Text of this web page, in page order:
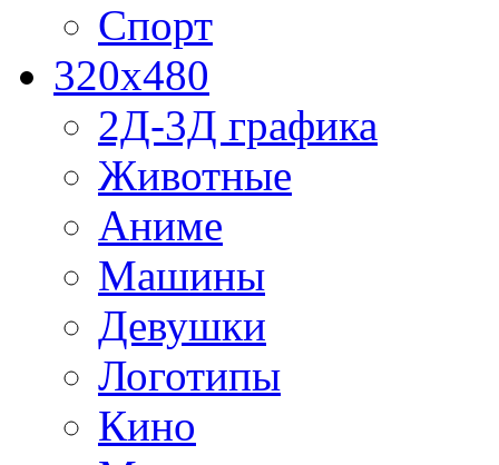
Спорт
320x480
2Д-3Д графика
Животные
Аниме
Машины
Девушки
Логотипы
Кино